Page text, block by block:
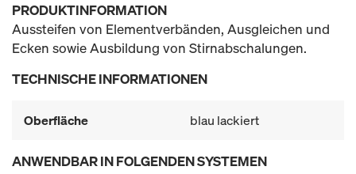
PRODUKTINFORMATION
Aussteifen von Elementverbänden, Ausgleichen und
Ecken sowie Ausbildung von Stirnabschalungen.
TECHNISCHE INFORMATIONEN
Oberfläche blau lackiert
ANWENDBAR IN FOLGENDEN SYSTEMEN